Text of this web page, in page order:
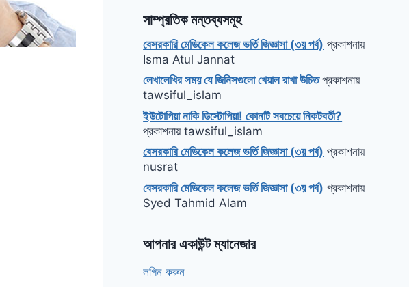
সাম্প্রতিক মন্তব্যসমূহ
বেসরকারি মেডিকেল কলেজ ভর্তি জিজ্ঞাসা (৩য় পর্ব) প্রকাশনায়
Isma Atul Jannat
লেখালেখির সময় যে জিনিসগুলো খেয়াল রাখা উচিতপ্রকাশনায়
tawsiful_islam
ইউটোপিয়া নাকি ডিস্টোপিয়া! কোনটি সবচেয়ে নিকটবর্তী?
প্রকাশনায়tawsiful_islam
বেসরকারি মেডিকেল কলেজ ভর্তি জিজ্ঞাসা (৩য় পর্ব) প্রকাশনায়
nusrat
বেসরকারি মেডিকেল কলেজ ভর্তি জিজ্ঞাসা (৩য় পর্ব) প্রকাশনায়
Syed Tahmid Alam
আপনার একাউন্ট ম্যানেজার
লগিন করুন